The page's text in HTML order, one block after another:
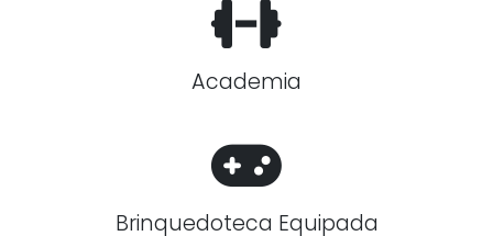
Academia
Brinquedoteca Equipada